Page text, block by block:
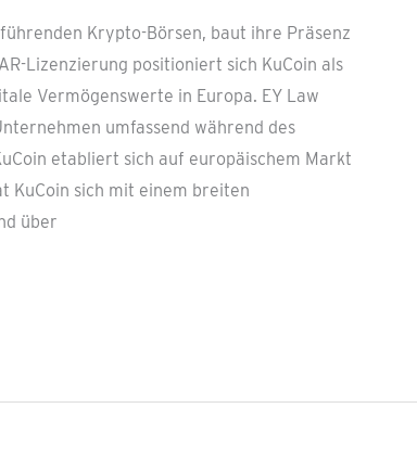
Krypto-Börsen, baut ihre Präsenz
Lizenzierung positioniert sich KuCoin als
Vermögenswerte in Europa. EY Law
umfassend während des
etabliert sich auf europäischem Markt
KuCoin sich mit einem breiten
über